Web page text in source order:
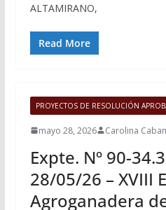
ALTAMIRANO,
Read More
PROYECTOS DE RESOLUCIÓN
mayo 28, 2026 Carolina
Expte. Nº 90-
28/05/26 – XVIII
Agroganadera